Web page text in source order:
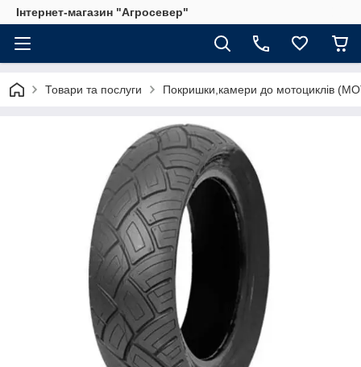
Інтернет-магазин "Агросевер"
Товари та послуги Покришки,камери до мотоциклів